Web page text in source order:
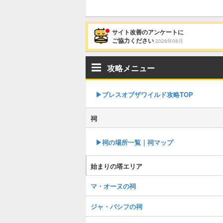
サイト改善のアンケートに
ご協力ください 2026年08月
攻略メニュー
▶︎ブレスオブザワイルド攻略TOP
祠
▶︎祠の場所一覧｜祠マップ
始まりの塔エリア
マ・オーヌの祠
ジャ・バシフの祠